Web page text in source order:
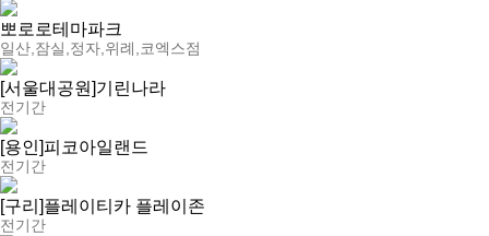
뽀로로테마파크
일산,잠실,정자,위례,코엑스점
[서울대공원]기린나라
전기간
[용인]피코아일랜드
전기간
[구리]플레이티카 플레이존
전기간